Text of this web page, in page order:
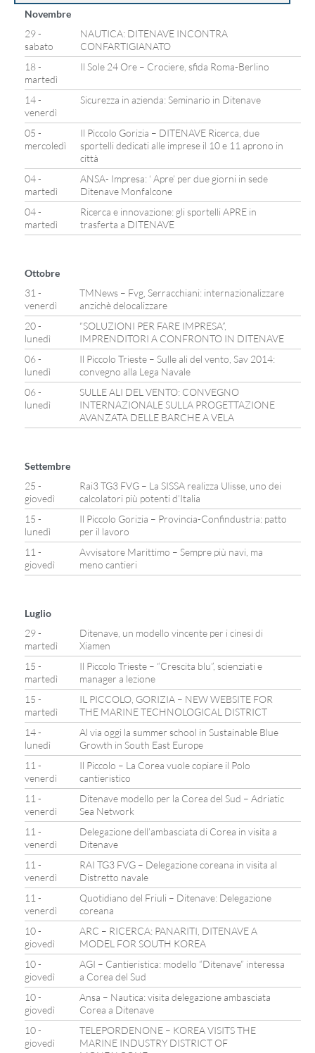
Novembre
29 -
sabato
NAUTICA: DITENAVE INCONTRA
CONFARTIGIANATO
18 -
martedì
Il Sole 24 Ore – Crociere, sfida Roma-Berlino
14 -
venerdì
Sicurezza in azienda: Seminario in Ditenave
05 -
mercoledì
Il Piccolo Gorizia – DITENAVE Ricerca, due
sportelli dedicati alle imprese il 10 e 11 aprono in
città
04 -
martedì
ANSA- Impresa: ‘ Apre’ per due giorni in sede
Ditenave Monfalcone
04 -
martedì
Ricerca e innovazione: gli sportelli APRE in
trasferta a DITENAVE
Ottobre
31 -
venerdì
TMNews – Fvg, Serracchiani: internazionalizzare
anzichè delocalizzare
20 -
lunedì
“SOLUZIONI PER FARE IMPRESA”,
IMPRENDITORI A CONFRONTO IN DITENAVE
06 -
lunedì
Il Piccolo Trieste – Sulle ali del vento, Sav 2014:
convegno alla Lega Navale
06 -
lunedì
SULLE ALI DEL VENTO: CONVEGNO
INTERNAZIONALE SULLA PROGETTAZIONE
AVANZATA DELLE BARCHE A VELA
Settembre
25 -
giovedì
Rai3 TG3 FVG – La SISSA realizza Ulisse, uno dei
calcolatori più potenti d’Italia
15 -
lunedì
Il Piccolo Gorizia – Provincia-Confindustria: patto
per il lavoro
11 -
giovedì
Avvisatore Marittimo – Sempre più navi, ma
meno cantieri
Luglio
29 -
martedì
Ditenave, un modello vincente per i cinesi di
Xiamen
15 -
martedì
Il Piccolo Trieste – “Crescita blu”, scienziati e
manager a lezione
15 -
martedì
IL PICCOLO, GORIZIA – NEW WEBSITE FOR
THE MARINE TECHNOLOGICAL DISTRICT
14 -
lunedì
Al via oggi la summer school in Sustainable Blue
Growth in South East Europe
11 -
venerdì
Il Piccolo – La Corea vuole copiare il Polo
cantieristico
11 -
venerdì
Ditenave modello per la Corea del Sud – Adriatic
Sea Network
11 -
venerdì
Delegazione dell’ambasciata di Corea in visita a
Ditenave
11 -
venerdì
RAI TG3 FVG – Delegazione coreana in visita al
Distretto navale
11 -
venerdì
Quotidiano del Friuli – Ditenave: Delegazione
coreana
10 -
giovedì
ARC – RICERCA: PANARITI, DITENAVE A
MODEL FOR SOUTH KOREA
10 -
giovedì
AGI – Cantieristica: modello “Ditenave” interessa
a Corea del Sud
10 -
giovedì
Ansa – Nautica: visita delegazione ambasciata
Corea a Ditenave
10 -
giovedì
TELEPORDENONE – KOREA VISITS THE
MARINE INDUSTRY DISTRICT OF